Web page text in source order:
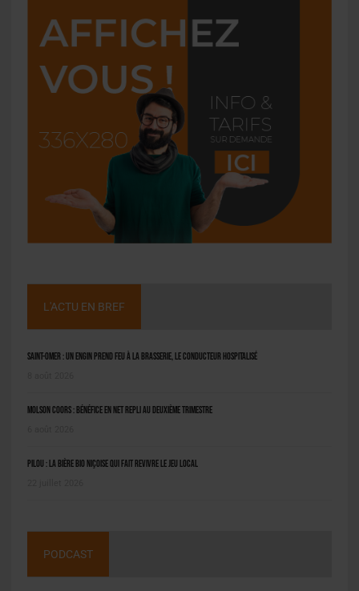
L'ACTU EN BREF
Saint-Omer : un engin prend feu à la brasserie, le conducteur hospitalisé
Molson Coors : bénéfice en net repli au deuxième trimestre
Pilou : la bière bio niçoise qui fait revivre le jeu local
PODCAST